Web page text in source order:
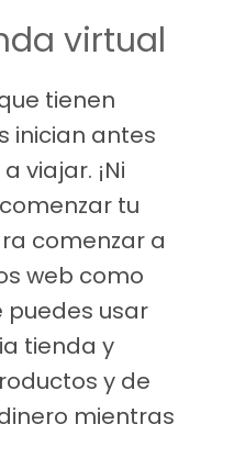
virtual
tienen
inician antes
viajar. ¡Ni
tu
comenzar a
web como
puedes usar
tienda y
y de
mientras